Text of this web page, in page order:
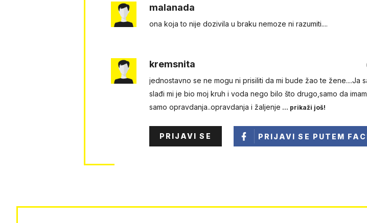
malanada
ona koja to nije dozivila u braku nemoze ni razumiti....
kremsnita
jednostavno se ne mogu ni prisiliti da mi bude žao te žene....Ja
slađi mi je bio moj kruh i voda nego bilo što drugo,samo da
samo opravdanja..opravdanja i žaljenje ... prikaži još!
PRIJAVI SE PRIJAVI SE PUTEM